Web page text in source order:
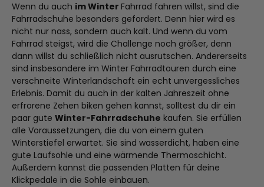
Wenn du auch im Winter Fahrrad fahren willst, sind die
Fahrradschuhe besonders gefordert. Denn hier wird es
nicht nur nass, sondern auch kalt. Und wenn du vom
Fahrrad steigst, wird die Challenge noch größer, denn
dann willst du schließlich nicht ausrutschen. Andererseits
sind insbesondere im Winter Fahrradtouren durch eine
verschneite Winterlandschaft ein echt unvergessliches
Erlebnis. Damit du auch in der kalten Jahreszeit ohne
erfrorene Zehen biken gehen kannst, solltest du dir ein
paar gute Winter-Fahrradschuhe kaufen. Sie erfüllen
alle Voraussetzungen, die du von einem guten
Winterstiefel erwartet. Sie sind wasserdicht, haben eine
gute Laufsohle und eine wärmende Thermoschicht.
Außerdem kannst die passenden Platten für deine
Klickpedale in die Sohle einbauen.